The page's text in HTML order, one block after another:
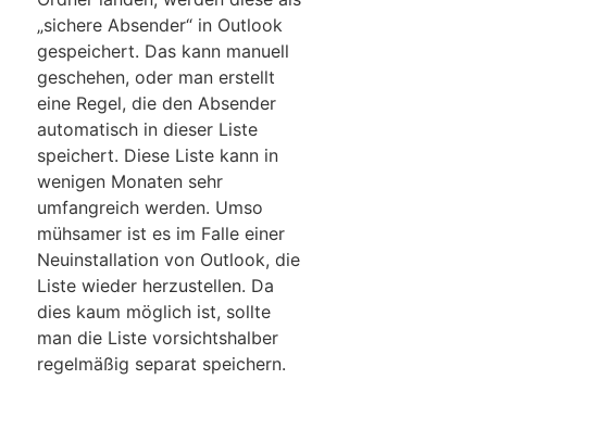
„sichere Absender“ in Outlook
gespeichert. Das kann manuell
geschehen, oder man erstellt
eine Regel, die den Absender
automatisch in dieser Liste
speichert. Diese Liste kann in
wenigen Monaten sehr
umfangreich werden. Umso
mühsamer ist es im Falle einer
Neuinstallation von Outlook, die
Liste wieder herzustellen. Da
dies kaum möglich ist, sollte
man die Liste vorsichtshalber
regelmäßig separat speichern.